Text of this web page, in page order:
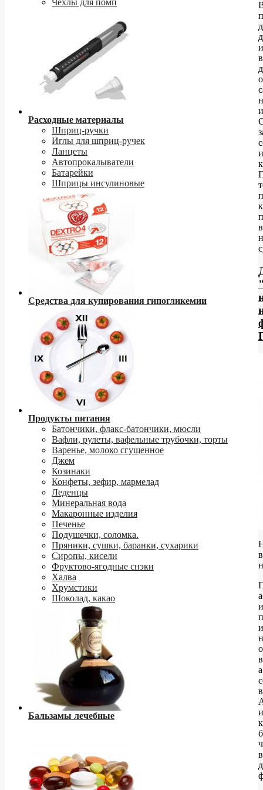
Расходные материалы
Шприц-ручки
Иглы для шприц-ручек
Ланцеты
Автопрокалыватели
Батарейки
Шприцы инсулиновые
Средства для купирования гипогликемии
Продукты питания
Батончики, флакс-батончики, мюсли
Вафли, рулеты, вафельные трубочки, торты
Варенье, молоко сгущенное
Джем
Козинаки
Конфеты, зефир, мармелад
Леденцы
Минеральная вода
Макаронные изделия
Печенье
Подушечки, соломка.
Пряники, сушки, баранки, сухарики
Сиропы, кисели
Фруктово-ягодные снэки
Халва
Хрумстики
Шоколад, какао
Бальзамы лечебные
и
и
в
в
и
а
и
в